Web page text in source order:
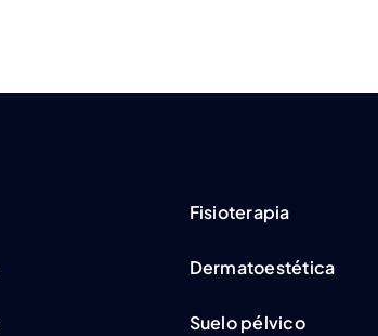
Fisioterapia
Dermatoestética
Suelo pélvico